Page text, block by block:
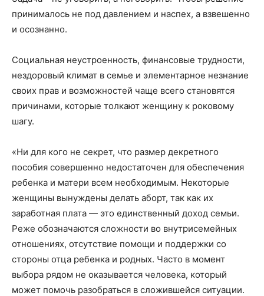
принималось не под давлением и наспех, а взвешенно
и осознанно.
Социальная неустроенность, финансовые трудности,
нездоровый климат в семье и элементарное незнание
своих прав и возможностей чаще всего становятся
причинами, которые толкают женщину к роковому
шагу.
«Ни для кого не секрет, что размер декретного
пособия совершенно недостаточен для обеспечения
ребенка и матери всем необходимым. Некоторые
женщины вынуждены делать аборт, так как их
заработная плата — это единственный доход семьи.
Реже обозначаются сложности во внутрисемейных
отношениях, отсутствие помощи и поддержки со
стороны отца ребенка и родных. Часто в момент
выбора рядом не оказывается человека, который
может помочь разобраться в сложившейся ситуации.